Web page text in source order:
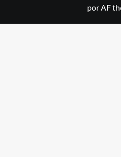
por AF